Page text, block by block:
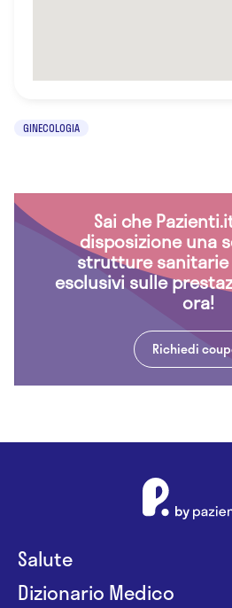
GINECOLOGIA
Sai che
disposizione una
strutture
esclusivi sulle
ora!
Richiedi
Salute
Dizionario Medico